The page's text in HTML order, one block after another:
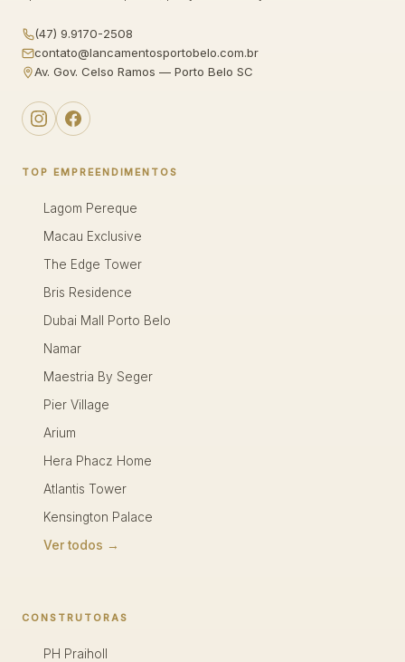
(47) 9.9170-2508
contato@lancamentosportobelo.com.br
Av. Gov. Celso Ramos — Porto Belo SC
TOP EMPREENDIMENTOS
Lagom Pereque
Macau Exclusive
The Edge Tower
Bris Residence
Dubai Mall Porto Belo
Namar
Maestria By Seger
Pier Village
Arium
Hera Phacz Home
Atlantis Tower
Kensington Palace
Ver todos →
CONSTRUTORAS
PH Praiholl